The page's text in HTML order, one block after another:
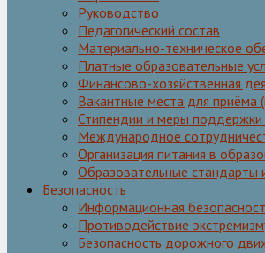
Руководство
Педагогический состав
Материально-техническое
Платные образовательные
Финансово-хозяйственная
Вакантные места для приёма
Стипендии и меры
Международное
Организация питания в
Образовательные стандарты
Безопасность
Информационная
Противодействие
Безопасность дорожного